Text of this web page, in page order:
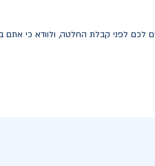
לפני קבלת החלטה, ולוודא כי אתם